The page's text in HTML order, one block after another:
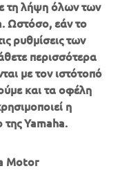
τη λήψη όλων των
Ωστόσο, εάν το
ρυθμίσεις των
περισσότερα
με τον ιστότοπό
και τα οφέλη
η
Yamaha.
Motor